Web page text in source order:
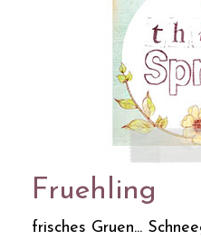
Fruehling
frisches Gruen...